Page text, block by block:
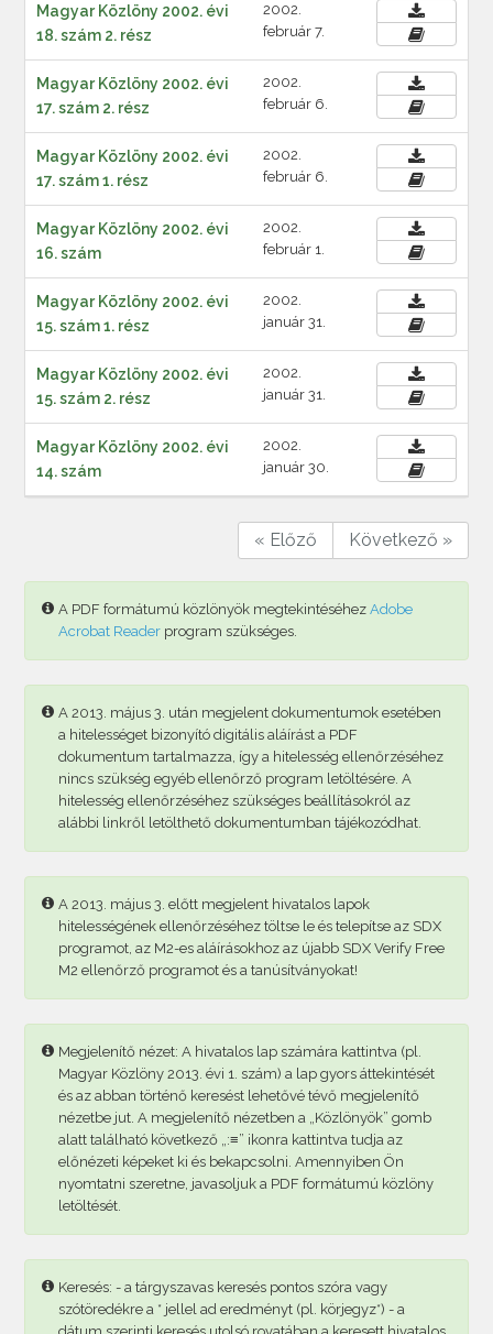
Magyar Közlöny 2002. évi
18. szám 2. rész
2002.
február 7.
Magyar Közlöny 2002. évi
17. szám 2. rész
2002.
február 6.
Magyar Közlöny 2002. évi
17. szám 1. rész
2002.
február 6.
Magyar Közlöny 2002. évi
16. szám
2002.
február 1.
Magyar Közlöny 2002. évi
15. szám 1. rész
2002.
január 31.
Magyar Közlöny 2002. évi
15. szám 2. rész
2002.
január 31.
Magyar Közlöny 2002. évi
14. szám
2002.
január 30.
« Előző Következő »
A PDF formátumú közlönyök megtekintéséhezAdobe
Acrobat Reader program szükséges.
A 2013. május 3. után megjelent dokumentumok esetében
a hitelességet bizonyító digitális aláírást a PDF
dokumentum tartalmazza, így a hitelesség ellenőrzéséhez
nincs szükség egyéb ellenőrző program letöltésére. A
hitelesség ellenőrzéséhez szükséges beállításokról az
alábbi linkről letölthető dokumentumban tájékozódhat.
A 2013. május 3. előtt megjelent hivatalos lapok
hitelességének ellenőrzéséhez töltse le és telepítse az SDX
programot, az M2-es aláírásokhoz az újabb SDX Verify Free
M2 ellenőrző programot és a tanúsítványokat!
Megjelenítő nézet: A hivatalos lap számára kattintva (pl.
Magyar Közlöny 2013. évi 1. szám) a lap gyors áttekintését
és az abban történő keresést lehetővé tévő megjelenítő
nézetbe jut. A megjelenítő nézetben a „Közlönyök” gomb
alatt található következő „:≡” ikonra kattintva tudja az
előnézeti képeket ki és bekapcsolni. Amennyiben Ön
nyomtatni szeretne, javasoljuk a PDF formátumú közlöny
letöltését.
Keresés: - a tárgyszavas keresés pontos szóra vagy
szótöredékre a * jellel ad eredményt (pl. körjegyz*) - a